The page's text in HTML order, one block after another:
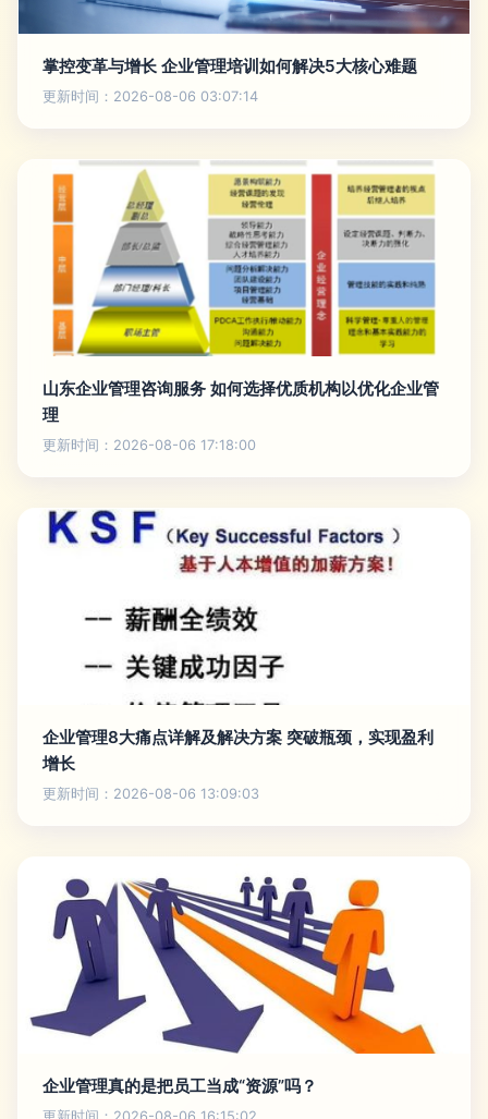
掌控变革与增长 企业管理培训如何解决5大核心难题
更新时间：2026-08-06 03:07:14
山东企业管理咨询服务 如何选择优质机构以优化企业管
理
更新时间：2026-08-06 17:18:00
企业管理8大痛点详解及解决方案 突破瓶颈，实现盈利
增长
更新时间：2026-08-06 13:09:03
企业管理真的是把员工当成“资源”吗？